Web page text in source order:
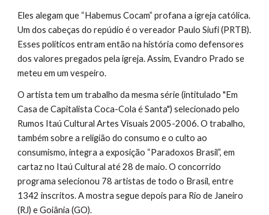
Eles alegam que “Habemus Cocam” profana a igreja católica.
Um dos cabeças do repúdio é o vereador Paulo Siufi (PRTB).
Esses políticos entram então na história como defensores
dos valores pregados pela igreja. Assim, Evandro Prado se
meteu em um vespeiro.
O artista tem um trabalho da mesma série (intitulado "Em
Casa de Capitalista Coca-Cola é Santa") selecionado pelo
Rumos Itaú Cultural Artes Visuais 2005-2006. O trabalho,
também sobre a religião do consumo e o culto ao
consumismo, integra a exposição “Paradoxos Brasil”, em
cartaz no Itaú Cultural até 28 de maio. O concorrido
programa selecionou 78 artistas de todo o Brasil, entre
1342 inscritos. A mostra segue depois para Rio de Janeiro
(RJ) e Goiânia (GO).